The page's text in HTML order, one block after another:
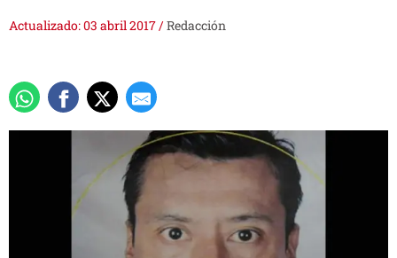
Actualizado: 03 abril 2017/Redacción